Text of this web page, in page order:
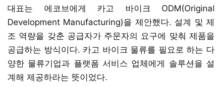
대표는 에코브에게 카고 바이크 ODM(Original
Development Manufacturing)을 제안했다. 설계 및 제
조 역량을 갖춘 공급자가 주문자의 요구에 맞춰 제품을
공급하는 방식이다. 카고 바이크 물류를 필요로 하는 다
양한 물류기업과 플랫폼 서비스 업체에게 솔루션을 설
계해 제공하라는 뜻이었다.